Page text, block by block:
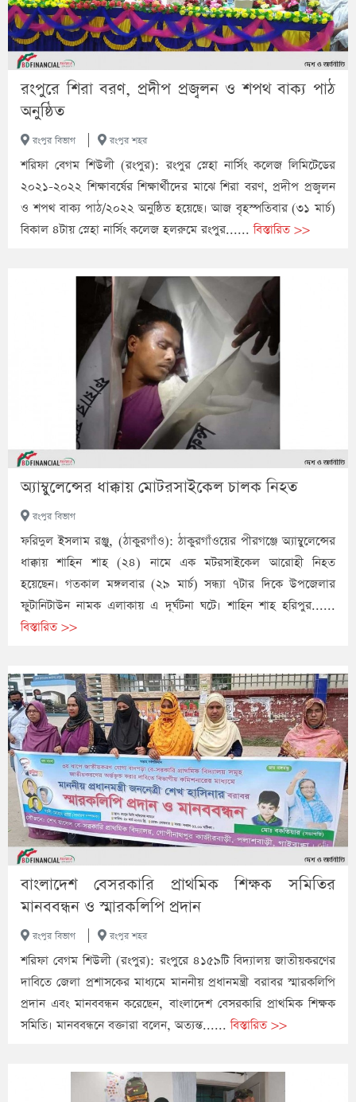
রংপুরে শিরা বরণ, প্রদীপ প্রজ্বলন ও শপথ বাক্য পাঠ
অনুষ্ঠিত
রংপুর বিভাগ রংপুর শহর
শরিফা বেগম শিউলী (রংপুর): রংপুর স্নেহা নার্সিং কলেজ লিমিটেডের
২০২১-২০২২ শিক্ষাবর্ষের শিক্ষার্থীদের মাঝে শিরা বরণ, প্রদীপ প্রজ্বলন
ও শপথ বাক্য পাঠ/২০২২ অনুষ্ঠিত হয়েছে। আজ বৃহস্পতিবার (৩১ মার্চ)
বিকাল ৪টায় স্নেহা নার্সিং কলেজ হলরুমে রংপুর......বিস্তারিত >>
অ্যাম্বুলেন্সের ধাক্কায় মোটরসাইকেল চালক নিহত
রংপুর বিভাগ
ফরিদুল ইসলাম রঞ্জু, (ঠাকুরগাঁও): ঠাকুরগাঁওয়ের পীরগঞ্জে অ্যাম্বুলেন্সের
ধাক্কায় শাহিন শাহ (২৪) নামে এক মটরসাইকেল আরোহী নিহত
হয়েছেন। গতকাল মঙ্গলবার (২৯ মার্চ) সন্ধ্যা ৭টার দিকে উপজেলার
ফুটানিটাউন নামক এলাকায় এ দূর্ঘটনা ঘটে। শাহিন শাহ হরিপুর......
বিস্তারিত >>
বাংলাদেশ বেসরকারি প্রাথমিক শিক্ষক সমিতির
মানববন্ধন ও স্মারকলিপি প্রদান
রংপুর বিভাগ রংপুর শহর
শরিফা বেগম শিউলী (রংপুর): রংপুরে ৪১৫৯টি বিদ্যালয় জাতীয়করণের
দাবিতে জেলা প্রশাসকের মাধ্যমে মাননীয় প্রধানমন্ত্রী বরাবর স্মারকলিপি
প্রদান এবং মানববন্ধন করেছেন, বাংলাদেশ বেসরকারি প্রাথমিক শিক্ষক
সমিতি। মানববন্ধনে বক্তারা বলেন, অত্যন্ত......বিস্তারিত >>